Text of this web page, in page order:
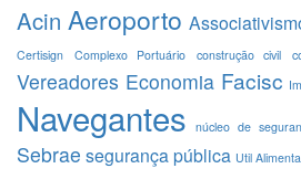
Acin Aeroporto
Certisign Complexo Portuário construção civil
Vereadores Economia Facisc
Navegantes núcleo de
Sebrae segurança pública Util